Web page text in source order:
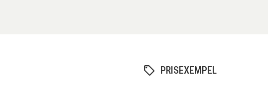
PRISEXEMPEL